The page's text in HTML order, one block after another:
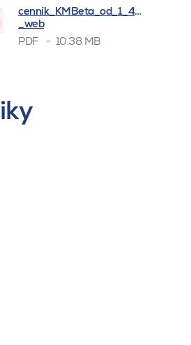
cenník_KMBeta_od_1_4_2026
_web
PDF
10.38 MB